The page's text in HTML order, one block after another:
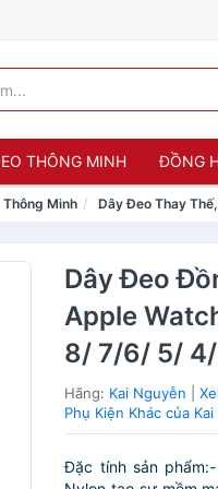
THÔNG MINH ĐỒNG
Thông Minh Dây Đeo Thay
Dây Đeo
Apple
8/ 7/6/ 5/ 4/
Hãng: Kai Nguyễn |
Phụ Kiện Khác của
Đặc tính sản